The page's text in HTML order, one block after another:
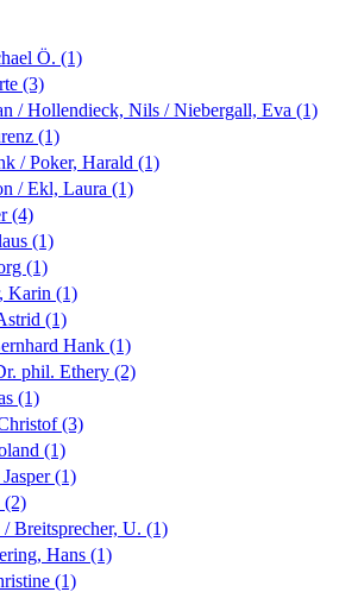
Ö. (1)
(3)
/ Hollendieck, Nils / Niebergall, Eva (1)
(1)
/ Poker, Harald (1)
/ Ekl, Laura (1)
(4)
(1)
(1)
Karin (1)
(1)
Hank (1)
phil. Ethery (2)
(1)
(3)
(1)
(1)
(2)
Breitsprecher, U. (1)
Hans (1)
(1)